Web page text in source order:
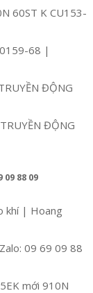
60ST K CU153-
68 |
ĐỘNG
ĐỘNG
09 88 09
khí | Hoang
09 69 09 88
mới 910N